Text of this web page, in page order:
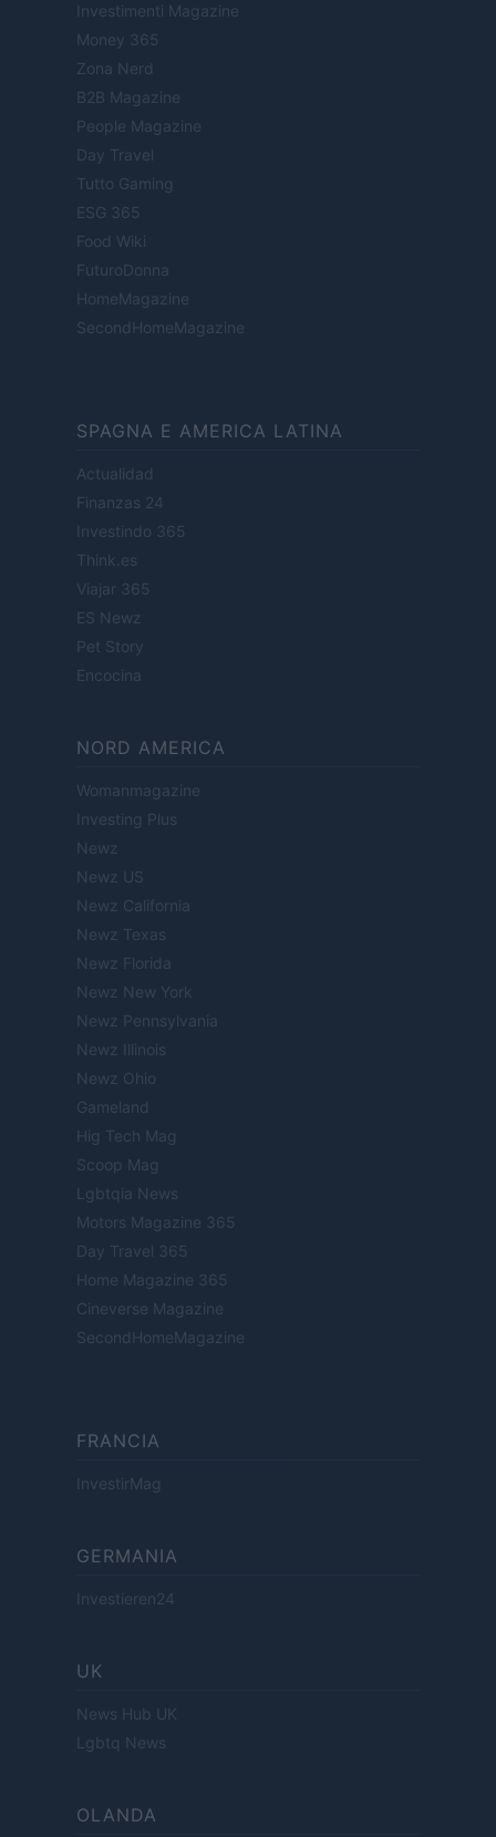
Investimenti Magazine
Money 365
Zona Nerd
B2B Magazine
People Magazine
Day Travel
Tutto Gaming
ESG 365
Food Wiki
FuturoDonna
HomeMagazine
SecondHomeMagazine
SPAGNA E AMERICA LATINA
Actualidad
Finanzas 24
Investindo 365
Think.es
Viajar 365
ES Newz
Pet Story
Encocina
NORD AMERICA
Womanmagazine
Investing Plus
Newz
Newz US
Newz California
Newz Texas
Newz Florida
Newz New York
Newz Pennsylvania
Newz Illinois
Newz Ohio
Gameland
Hig Tech Mag
Scoop Mag
Lgbtqia News
Motors Magazine 365
Day Travel 365
Home Magazine 365
Cineverse Magazine
SecondHomeMagazine
FRANCIA
InvestirMag
GERMANIA
Investieren24
UK
News Hub UK
Lgbtq News
OLANDA